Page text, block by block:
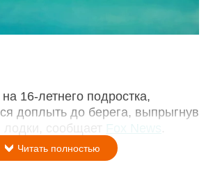
16-летнего подростка,
доплыть до берега, выпрыгнув
сообщает Fox News
Читать полностью